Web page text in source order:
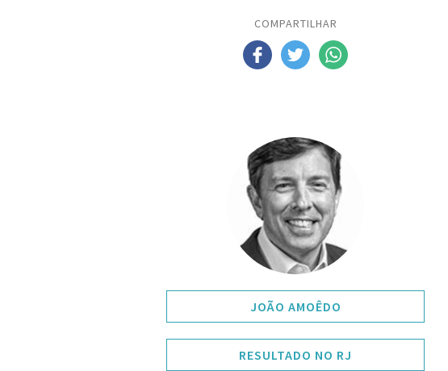
COMPARTILHAR
JOÃO AMOÊDO
RESULTADO NO RJ